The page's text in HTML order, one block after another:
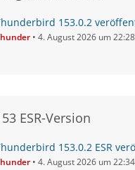
153.0.2
4. August 2026 um 22:28
ESR-Version
153.0.2 ESR
4. August 2026 um 22:34